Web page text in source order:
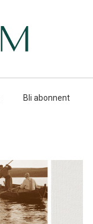
Bli abonnent